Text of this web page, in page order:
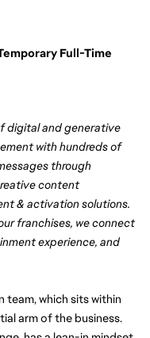
Full-Time
digital and generative
with hundreds of
through
content
& activation solutions.
franchises, we connect
experience, and
which sits within
arm of the business.